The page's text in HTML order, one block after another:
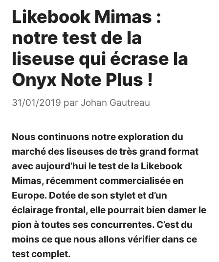
Likebook Mimas :
notre test de la
liseuse qui écrase la
Onyx Note Plus !
31/01/2019 par Johan Gautreau
Nous continuons notre exploration du
marché des liseuses de très grand format
avec aujourd’hui le test de la Likebook
Mimas, récemment commercialisée en
Europe. Dotée de son stylet et d’un
éclairage frontal, elle pourrait bien damer le
pion à toutes ses concurrentes. C’est du
moins ce que nous allons vérifier dans ce
test complet.